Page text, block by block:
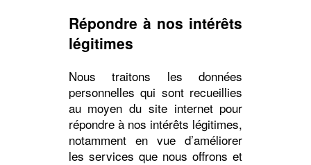
Répondre à nos intérêts
légitimes
Nous traitons les données
personnelles qui sont recueillies
au moyen du site internet pour
répondre à nos intérêts légitimes,
notamment en vue d’améliorer
les services que nous offrons et